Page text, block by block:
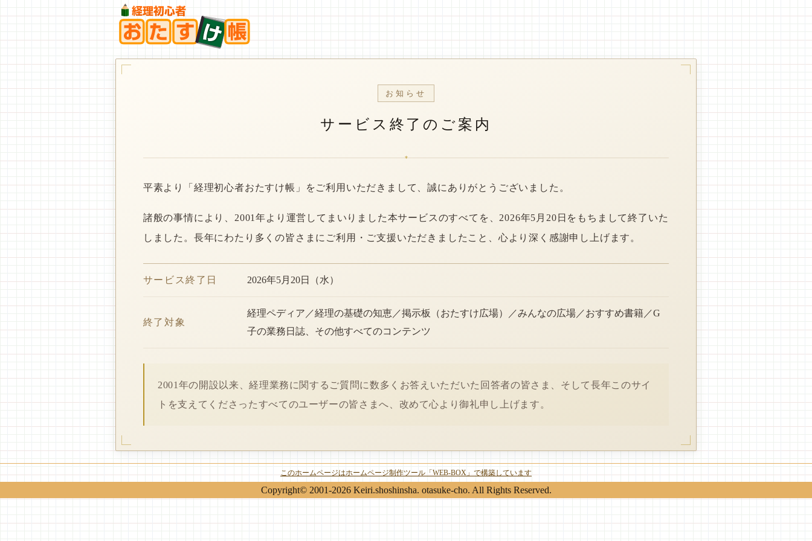
お知らせ
サービス終了のご案内
*
平素より「経理初心者おたすけ帳」をご利用いただきまして、誠にありがとうございました。
諸般の事情により、2001年より運営してまいりました本サービスのすべてを、2026年5月20日をもちまして終了いた
しました。長年にわたり多くの皆さまにご利用・ご支援いただきましたこと、心より深く感謝申し上げます。
サービス終了日 2026年5月20日（水）
終了対象
経理ペディア／経理の基礎の知恵／掲示板（おたすけ広場）／みんなの広場／おすすめ書籍／G
子の業務日誌、その他すべてのコンテンツ
2001年の開設以来、経理業務に関するご質問に数多くお答えいただいた回答者の皆さま、そして長年このサイ
トを支えてくださったすべてのユーザーの皆さまへ、改めて心より御礼申し上げます。
このホームページはホームページ制作ツール「WEB-BOX」で構築しています
Copyright© 2001-2026 Keiri.shoshinsha. otasuke-cho. All Rights Reserved.